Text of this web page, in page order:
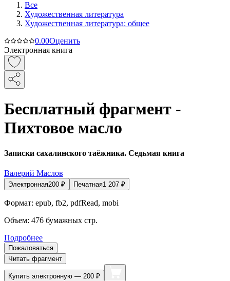
Все
Художественная литература
Художественная литература: общее
0.00Оценить
Электронная книга
Бесплатный фрагмент -
Пихтовое масло
Записки сахалинского таёжника. Седьмая книга
Валерий Маслов
Электронная200 ₽ Печатная1 207 ₽
Формат: epub, fb2, pdfRead, mobi
Объем: 476 бумажных стр.
Подробнее
Пожаловаться
Читать фрагмент
Купить электронную — 200 ₽